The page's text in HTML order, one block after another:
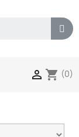
 shopping_cart (0)